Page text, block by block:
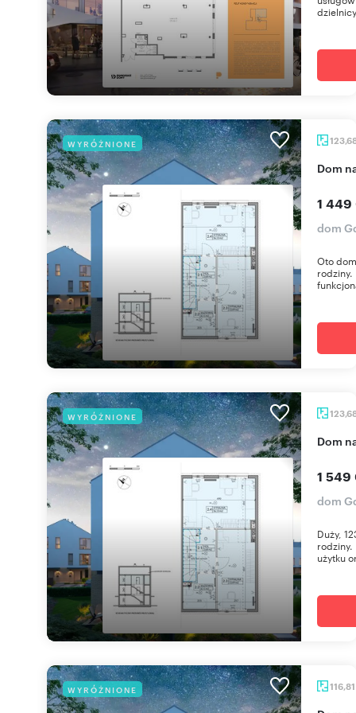
WYRÓŻNIONE
dom
1 449
dom
Oto
rodziny.
WYRÓŻNIONE
dom
1 549
dom
Duży,
użytku
WYRÓŻNIONE 116,81